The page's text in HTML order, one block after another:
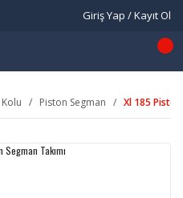
Giriş Yap / Kayıt Ol
Piston Segman Xl 185